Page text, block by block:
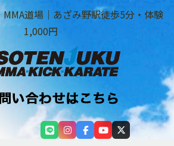
道場｜あざみ野駅徒歩5分・体験
1,000円